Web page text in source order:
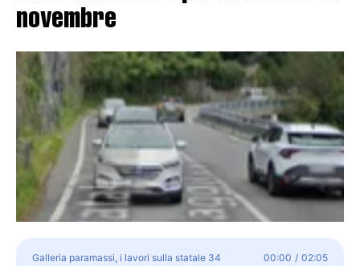
novembre
Galleria paramassi, i lavori sulla statale 34
00:00 / 02:05